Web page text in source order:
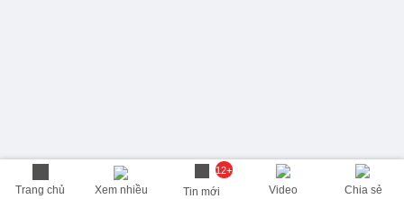
Trang chủ Xem nhiều
12+
Tin mới Video Chia sẻ